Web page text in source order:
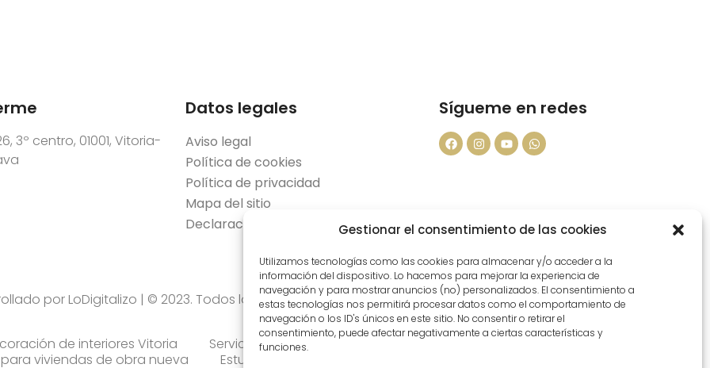
Gestionar el consentimiento de las cookies
Utilizamos tecnologías como las cookies para almacenar y/o acceder a la
información del dispositivo. Lo hacemos para mejorar la experiencia de
navegación y para mostrar anuncios (no) personalizados. El consentimiento a
estas tecnologías nos permitirá procesar datos como el comportamiento de
navegación o los ID's únicos en este sitio. No consentir o retirar el
consentimiento, puede afectar negativamente a ciertas características y
funciones.
3º centro, 01001, Vitoria-
Datos legales
Aviso legal
Política de cookies
Política de privacidad
Mapa del sitio
Declaración de accesibilidad
Sígueme en redes
por LoDigitalizo | © 2023. Todos los derechos reservados.​
de interiores Vitoria
Servicio decoradores y asesoramiento en decoración Vitoria
viviendas de obra nueva
Estudio de diseño de interiores y decoración en Vitoria-Gasteiz